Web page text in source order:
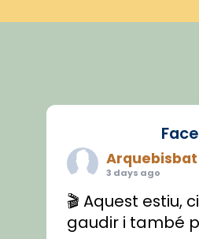
3 days ago
🎬 Aquest estiu,
gaudir i també